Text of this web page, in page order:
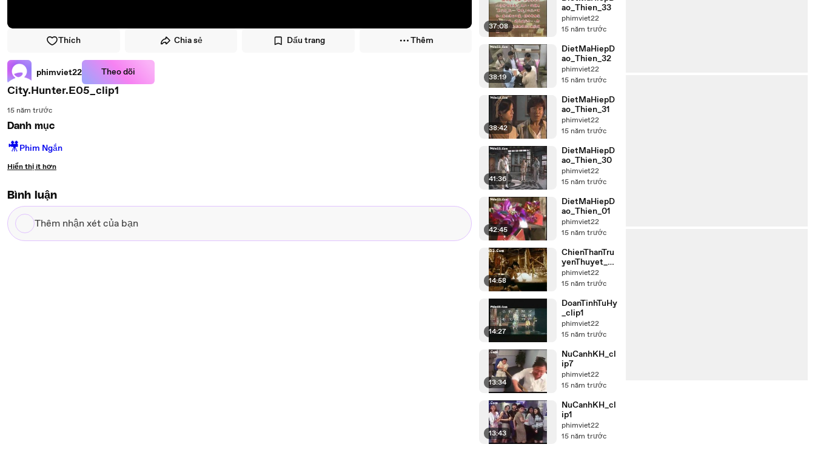
Thích Chia sẻ Dấu trang Thêm
phimviet22 Theo dõi
City.Hunter.E05_clip1
15 năm trước
Danh mục
🎥Phim Ngắn
Hiển thị ít hơn
Bình luận
Thêm
nhận
37:08
ao_Thien_33
phimviet22
15 năm trước
38:19
DietMaHiepD
ao_Thien_32
phimviet22
15 năm trước
38:42
DietMaHiepD
ao_Thien_31
phimviet22
15 năm trước
41:36
DietMaHiepD
ao_Thien_30
phimviet22
15 năm trước
42:45
DietMaHiepD
ao_Thien_01
phimviet22
15 năm trước
14:58
ChienThanTru
yenThuyet_cli
p1
phimviet22
15 năm trước
14:27
DoanTinhTuHy
_clip1
phimviet22
15 năm trước
13:34
NuCanhKH_cl
ip7
phimviet22
15 năm trước
13:43
NuCanhKH_cl
ip1
phimviet22
15 năm trước